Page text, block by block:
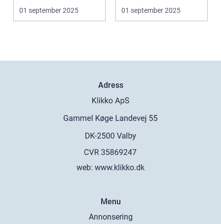
01 september 2025 01 september 2025
Adress
web: www.klikko.dk
Menu
Annonsering